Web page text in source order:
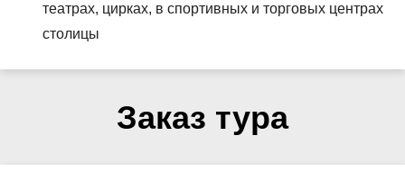
театрах, цирках, в спортивных и торговых центрах
столицы
Заказ тура